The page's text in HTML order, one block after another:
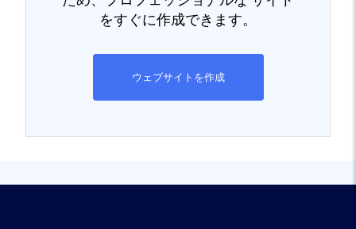
をすぐに作成できます。
ウェブサイトを作成